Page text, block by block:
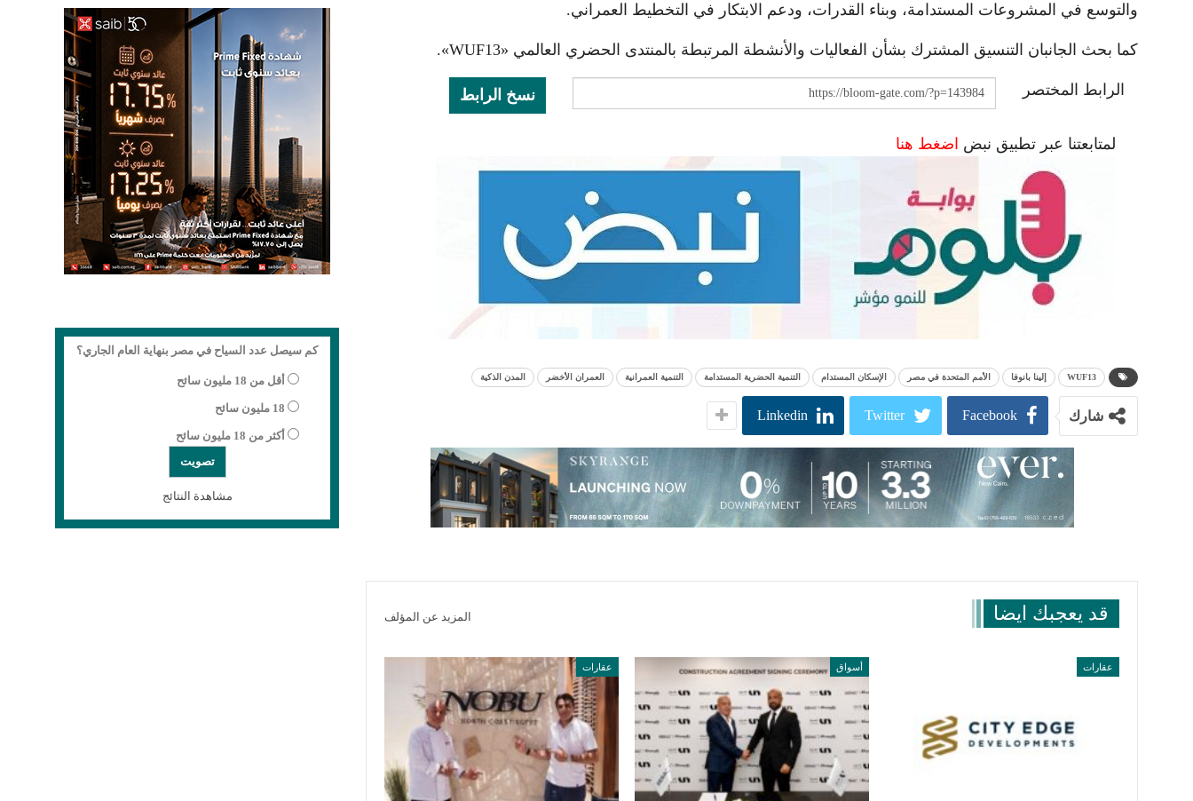
والتوسع في المشروعات المستدامة، وبناء القدرات، ودعم الابتكار في التخطيط العمراني.
كما بحث الجانبان التنسيق المشترك بشأن الفعاليات والأنشطة المرتبطة بالمنتدى الحضري العالمي «WUF13».
الرابط المختصر نسخ الرابط
لمتابعتنا عبر تطبيق نبض اضغط هنا
WUF13 إلينا بانوفا الأمم المتحدة في مصر الإسكان المستدام التنمية الحضرية المستدامة التنمية العمرانية العمران الأخضر المدن الذكية
شارك Facebook
Twitter
Linkedin
قد يعجبك ايضا المزيد عن المؤلف
عقارات أسواق عقارات
كم سيصل عدد السياح في مصر بنهاية العام الجاري؟
أقل من 18 مليون سائح
18 مليون سائح
أكثر من 18 مليون سائح
مشاهدة النتائج